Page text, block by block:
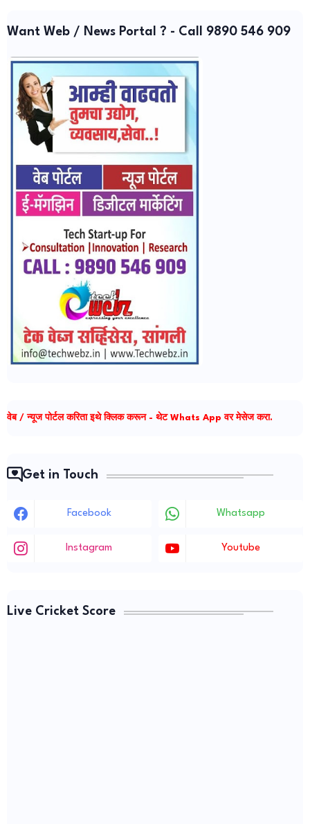
Want Web / News Portal ? - Call 9890 546 909
वेब / न्यूज पोर्टल करिता इथे क्लिक करून - थेट Whats App वर मेसेज करा.
Get in Touch
Facebook Whatsapp
Instagram Youtube
Live Cricket Score